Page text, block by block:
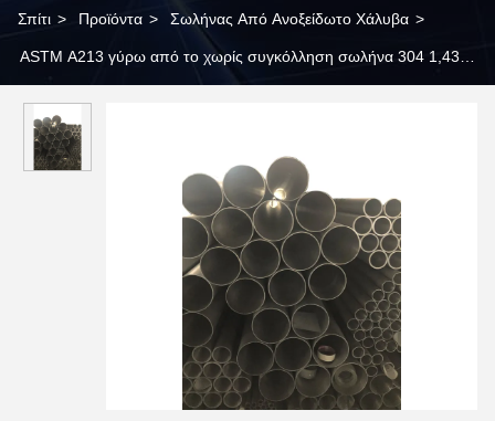
Σπίτι > Προϊόντα > Σωλήνας Από Ανοξείδωτο Χάλυβα >
ASTM A213 γύρω από το χωρίς συγκόλληση σωλήνα 304 1,4301